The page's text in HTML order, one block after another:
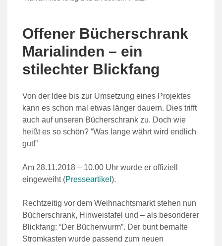
Offener Bücherschrank
Marialinden – ein
stilechter Blickfang
Von der Idee bis zur Umsetzung eines Projektes
kann es schon mal etwas länger dauern. Dies trifft
auch auf unseren Bücherschrank zu. Doch wie
heißt es so schön? “Was lange währt wird endlich
gut!”
Am 28.11.2018 – 10.00 Uhr wurde er offiziell
eingeweiht (Presseartikel ).
Rechtzeitig vor dem Weihnachtsmarkt stehen nun
Bücherschrank, Hinweistafel und – als besonderer
Blickfang: “Der Bücherwurm”. Der bunt bemalte
Stromkasten wurde passend zum neuen